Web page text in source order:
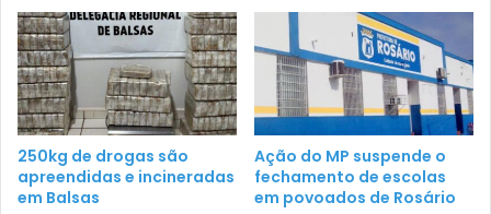
250kg de drogas são
apreendidas e incineradas
em Balsas
Ação do MP suspende o
fechamento de escolas
em povoados de Rosário